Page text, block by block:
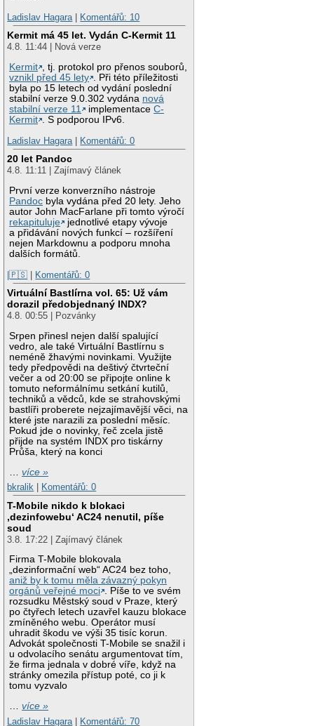
Ladislav Hagara | Komentářů: 10
Kermit má 45 let. Vydán C-Kermit 11
4.8. 11:44 | Nová verze
Kermit , tj. protokol pro přenos souborů,
vznikl před 45 lety . Při této příležitosti
byla po 15 letech od vydání poslední
stabilní verze 9.0.302 vydána nová
stabilní verze 11
implementaceC-
Kermit . S podporou IPv6.
Ladislav Hagara | Komentářů: 0
20 let Pandoc
4.8. 11:11 | Zajímavý článek
První verze konverzního nástroje
Pandoc byla vydána před 20 lety. Jeho
autor John MacFarlane při tomto výročí
rekapituluje
jednotlivé etapy vývoje
a přidávání nových funkcí – rozšíření
nejen Markdownu a podporu mnoha
dalších formátů.
|🇵🇸 | Komentářů: 0
Virtuální Bastlírna vol. 65: Už vám
dorazil předobjednaný INDX?
4.8. 00:55 | Pozvánky
Srpen přinesl nejen další spalující
vedro, ale také Virtuální Bastlírnu s
neméně žhavými novinkami. Využijte
tedy předpovědi na deštivý čtvrteční
večer a od 20:00 se připojte online k
tomuto neformálnímu setkání kutilů,
techniků a vědců, kde se strahovskými
bastlíři proberete nejzajímavější věci, na
které jste narazili za poslední měsíc.
Pokud jde o novinky, řeč zcela jistě
přijde na systém INDX pro tiskárny
Průša, který na konci
…více »
bkralik
Komentářů: 0
T-Mobile nikdo k blokaci
‚dezinfowebu‘ AC24 nenutil, píše
soud
3.8. 17:22 | Zajímavý článek
Firma T-Mobile blokovala
„dezinformační web“ AC24 bez toho,
aniž by k tomu měla závazný pokyn
orgánů veřejné moci . Píše to ve svém
rozsudku Městský soud v Praze, který
po čtyřech letech uzavřel kauzu blokace
zmíněného webu. Operátor musí
uhradit škodu ve výši 35 tisíc korun.
Advokát společnosti T-Mobile se snažil i
u odvolacího senátu argumentovat tím,
že firma jednala v dobré víře, když na
stránky omezila přístup poté, co ji k
tomu vyzvalo
…více »
Ladislav Hagara | Komentářů: 70